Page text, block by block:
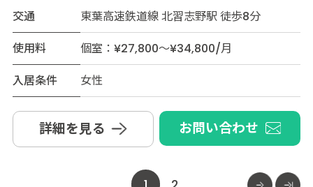
交通
東葉高速鉄道線 北習志野駅 徒歩8分
使用料
個室：¥27,800～¥34,800/月
入居条件
女性
詳細を見る お問い合わせ